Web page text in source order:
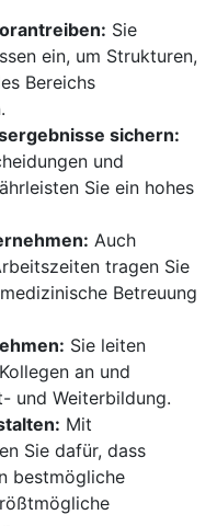
Sie
ein, um Strukturen,
Bereichs
sichern:
und
Sie ein hohes
Auch
tragen Sie
Betreuung
Sie leiten
an und
und Weiterbildung.
Mit
Sie dafür, dass
bestmögliche